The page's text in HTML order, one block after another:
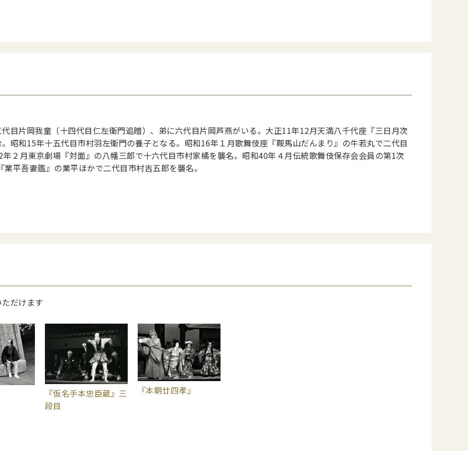
目片岡我童（十四代目仁左衛門追贈）、弟に六代目片岡芦燕がいる。大正11年12月天満八千代座『三日月次
昭和15年十五代目市村羽左衛門の養子となる。昭和16年１月歌舞伎座『鞍馬山だんまり』の牛若丸で二代目
２月東京劇場『対面』の八幡三郎で十六代目市村家橘を襲名。昭和40年４月伝統歌舞伎保存会会員の第1次
平吾妻鑑』の業平ほかで二代目市村吉五郎を襲名。
だけます
『仮名手本忠臣蔵』三
段目
『本朝廿四孝』